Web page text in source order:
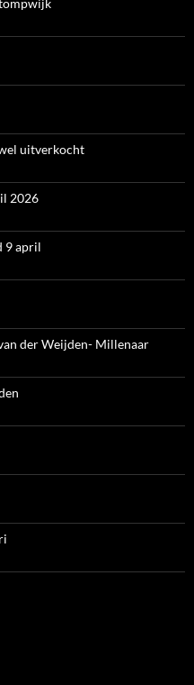
uitverkocht
2026
9 april
der Weijden- Millenaar